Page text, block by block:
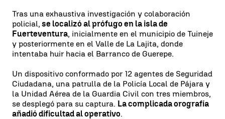
Tras una exhaustiva investigación y colaboración
policial, se localizó al prófugo en la isla de
Fuerteventura, inicialmente en el municipio de Tuineje
y posteriormente en el Valle de La Lajita, donde
intentaba huir hacia el Barranco de Guerepe.
Un dispositivo conformado por 12 agentes de Seguridad
Ciudadana, una patrulla de la Policía Local de Pájara y
la Unidad Aérea de la Guardia Civil con tres miembros,
se desplegó para su captura. La complicada orografía
añadió dificultad al operativo.